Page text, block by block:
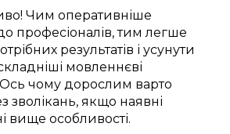
Чим оперативніше
професіоналів, тимлегше
результатів і усунути
мовленнєві
Ось чому дорослим варто
зволікань, якщо наявні
вище особливості.